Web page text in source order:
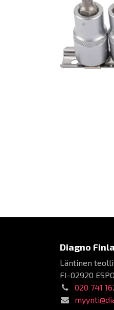
Diagno
Läntinen
FI-02920
020 741